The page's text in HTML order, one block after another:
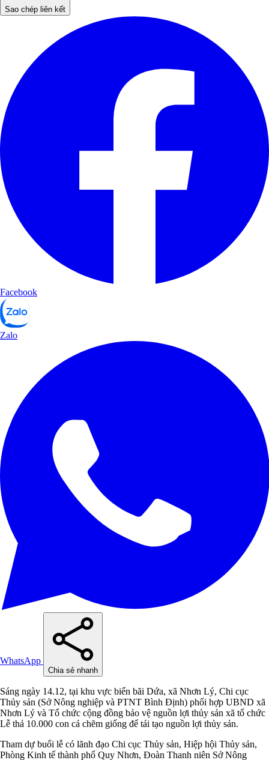
Sao chép liên kết
Facebook
Zalo
WhatsApp
Chia sẻ nhanh
Sáng ngày 14.12, tại khu vực biển bãi Dứa, xã Nhơn Lý, Chi cục
Thủy sản (Sở Nông nghiệp và PTNT Bình Định) phối hợp UBND xã
Nhơn Lý và Tổ chức cộng đồng bảo vệ nguồn lợi thủy sản xã tổ chức
Lễ thả 10.000 con cá chẽm giống để tái tạo nguồn lợi thủy sản.
Tham dự buổi lễ có lãnh đạo Chi cục Thủy sản, Hiệp hội Thủy sản,
Phòng Kinh tế thành phố Quy Nhơn, Đoàn Thanh niên Sở Nông